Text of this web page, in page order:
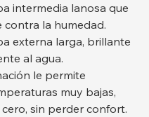
intermedia lanosa que
contra la humedad.
externa larga, brillante
al agua.
le permite
muy bajas,
sin perder confort.